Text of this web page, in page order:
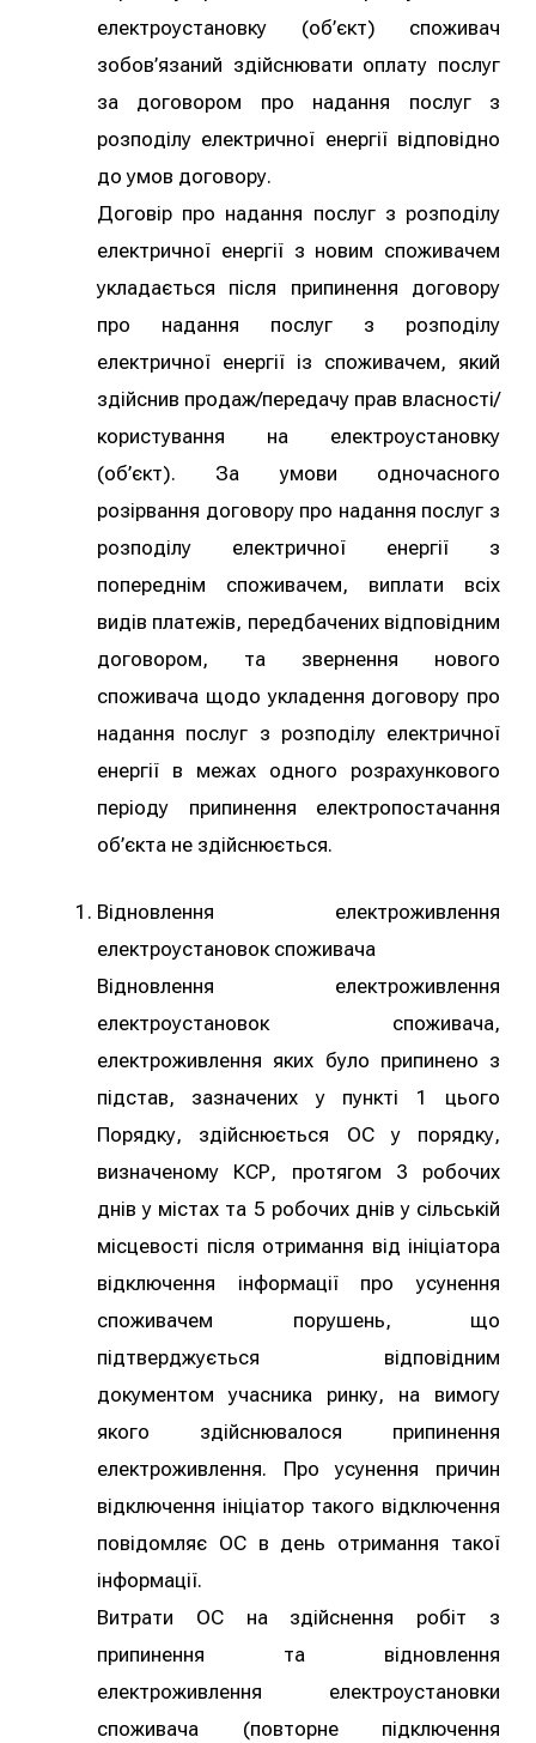
електроустановку (об’єкт) споживач
зобов’язаний здійснювати оплату послуг
за договором про надання послуг з
розподілу електричної енергії відповідно
до умов договору.
Договір про надання послуг з розподілу
електричної енергії з новим споживачем
укладається після припинення договору
про надання послуг з розподілу
електричної енергії із споживачем, який
здійснив продаж/передачу прав власності/
користування на електроустановку
(об’єкт). За умови одночасного
розірвання договору про надання послуг з
розподілу електричної енергії з
попереднім споживачем, виплати всіх
видів платежів, передбачених відповідним
договором, та звернення нового
споживача щодо укладення договору про
надання послуг з розподілу електричної
енергії в межах одного розрахункового
періоду припинення електропостачання
об’єкта не здійснюється.
Відновлення електроживлення
електроустановок споживача
Відновлення електроживлення
електроустановок споживача,
електроживлення яких було припинено з
підстав, зазначених у пункті 1 цього
Порядку, здійснюється ОС у порядку,
визначеному КСР, протягом 3 робочих
днів у містах та 5 робочих днів у сільській
місцевості після отримання від ініціатора
відключення інформації про усунення
споживачем порушень, що
підтверджується відповідним
документом учасника ринку, на вимогу
якого здійснювалося припинення
електроживлення. Про усунення причин
відключення ініціатор такого відключення
повідомляє ОС в день отримання такої
інформації.
Витрати ОС на здійснення робіт з
припинення та відновлення
електроживлення електроустановки
споживача (повторне підключення